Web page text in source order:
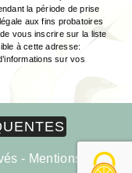
la période de prise
aux fins probatoires
vous inscrire sur la liste
à cette adresse:
sur vos
- Mentions